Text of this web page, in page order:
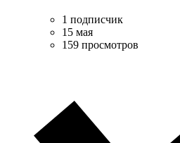
1 подписчик
15 мая
159 просмотров